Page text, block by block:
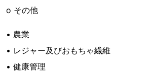
o その他
• 農業
• レジャー及びおもちゃ繊維
• 健康管理